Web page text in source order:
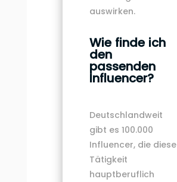
auswirken.
Wie finde ich
den
passenden
Influencer?
Deutschlandweit
gibt es 100.000
Influencer, die diese
Tätigkeit
hauptberuflich